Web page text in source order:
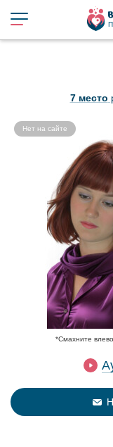
Нет на сайте
7 место
*Смахните